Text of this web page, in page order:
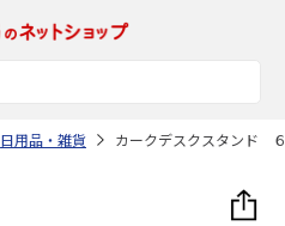
日用品・雑貨 カークデスクスタンド